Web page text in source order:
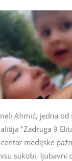
Ahmić, jedna od
"Zadruga 9
centar medijske
sukobi, ljubavni